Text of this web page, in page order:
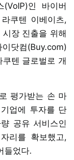
인 바이버
쿠텐 이베이츠,
장 진출을 위해
닷컴(Buy.com)
텐 글로벌로 개
평가받는 손 마
업에 투자를 단
공유 서비스인
리를 확보했고,
들었다.